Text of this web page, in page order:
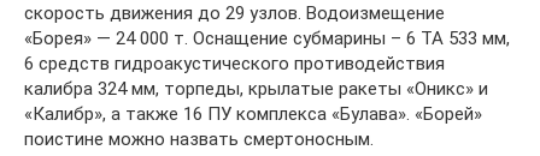
скорость движения до 29 узлов. Водоизмещение
«Борея» — 24 000 т. Оснащение субмарины – 6 ТА 533 мм,
6 средств гидроакустического противодействия
калибра 324 мм, торпеды, крылатые ракеты «Оникс» и
«Калибр», а также 16 ПУ комплекса «Булава». «Борей»
поистине можно назвать смертоносным.